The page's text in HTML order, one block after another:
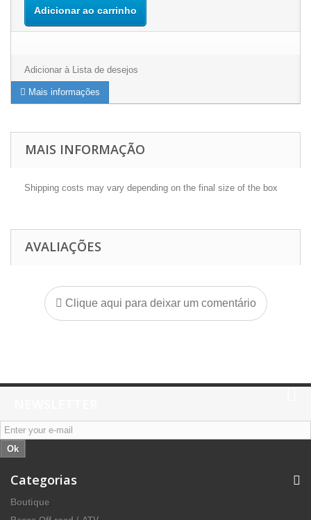
Adicionar ao carrinho
Adicionar à Lista de desejos
Mais informações
MAIS INFORMAÇÃO
Shipping costs may vary depending on the final size of the box
AVALIAÇÕES
Clique aqui para deixar um comentário
Ok
Categorias
Boutique